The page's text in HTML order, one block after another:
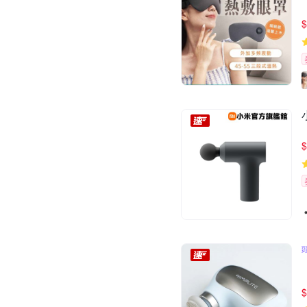
$
$
$